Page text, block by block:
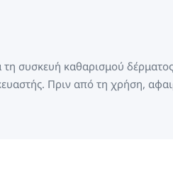
τη συσκευή καθαρισμού
Πριν από τη χρήση,